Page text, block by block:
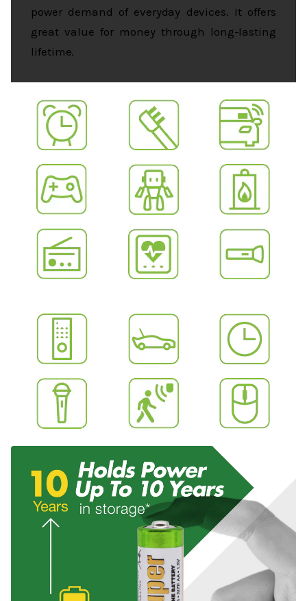
power demand of everyday devices. It offers
great value for money through long-lasting
lifetime.